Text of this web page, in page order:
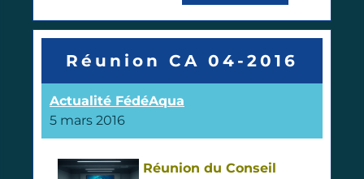
Réunion CA 04-2016
Actualité FédéAqua
5 mars 2016
Réunion du Conseil